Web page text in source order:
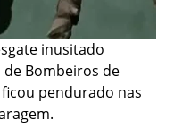
inusitado
Bombeiros de
pendurado nas